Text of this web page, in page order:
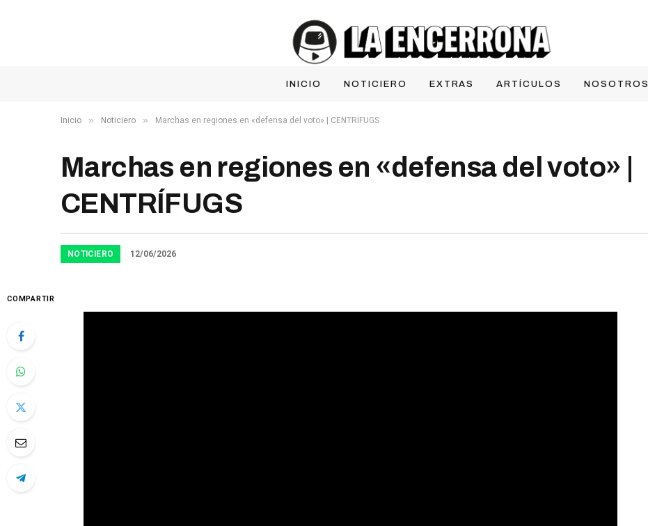
INICIO NOTICIERO EXTRAS ARTÍCULOS NOSOTROS
Inicio » Noticiero » Marchas en regiones en «defensa del voto» | CENTRÍFUGS
Marchas en regiones en «defensa del voto» |
CENTRÍFUGS
NOTICIERO 12/06/2026
COMPARTIR